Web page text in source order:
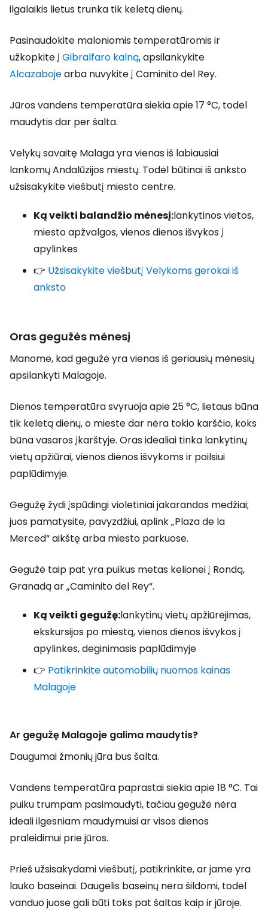
ilgalaikis lietus trunka tik keletą dienų.
Pasinaudokite maloniomis temperatūromis ir
užkopkite į Gibralfaro kalną, apsilankykite
Alcazabojearba nuvykite į Caminito del Rey.
Jūros vandens temperatūra siekia apie 17 °C, todėl
maudytis dar per šalta.
Velykų savaitę Malaga yra vienas iš labiausiai
lankomų Andalūzijos miestų. Todėl būtinai iš anksto
užsisakykite viešbutį miesto centre.
Ką veikti balandžio mėnesį:lankytinos vietos,
miesto apžvalgos, vienos dienos išvykos į
apylinkes
👉 Užsisakykite viešbutį Velykoms gerokai iš
anksto
Oras gegužės mėnesį
Manome, kad gegužė yra vienas iš geriausių mėnesių
apsilankyti Malagoje.
Dienos temperatūra svyruoja apie 25 °C, lietaus būna
tik keletą dienų, o mieste dar nėra tokio karščio, koks
būna vasaros įkarštyje. Oras idealiai tinka lankytinų
vietų apžiūrai, vienos dienos išvykoms ir poilsiui
paplūdimyje.
Gegužę žydi įspūdingi violetiniai jakarandos medžiai;
juos pamatysite, pavyzdžiui, aplink „Plaza de la
Merced“ aikštę arba miesto parkuose.
Gegužė taip pat yra puikus metas kelionei į Rondą,
Granadą ar „Caminito del Rey“.
Ką veikti gegužę:lankytinų vietų apžiūrėjimas,
ekskursijos po miestą, vienos dienos išvykos į
apylinkes, deginimasis paplūdimyje
👉 Patikrinkite automobilių nuomos kainas
Malagoje
Ar gegužę Malagoje galima maudytis?
Daugumai žmonių jūra bus šalta.
Vandens temperatūra paprastai siekia apie 18 °C. Tai
puiku trumpam pasimaudyti, tačiau gegužė nėra
ideali ilgesniam maudymuisi ar visos dienos
praleidimui prie jūros.
Prieš užsisakydami viešbutį, patikrinkite, ar jame yra
lauko baseinai. Daugelis baseinų nėra šildomi, todėl
vanduo juose gali būti toks pat šaltas kaip ir jūroje.